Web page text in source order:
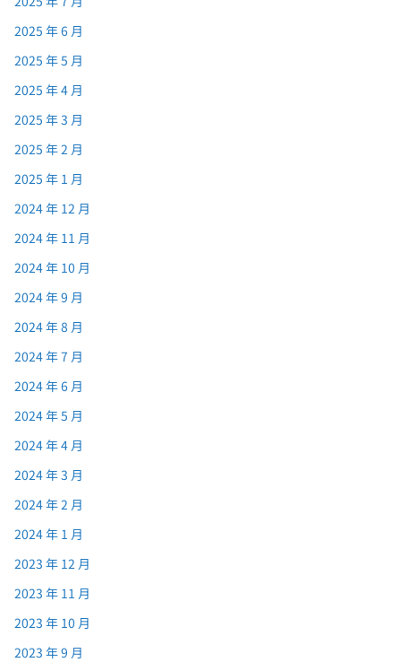
2025 年 6 月
2025 年 5 月
2025 年 4 月
2025 年 3 月
2025 年 2 月
2025 年 1 月
2024 年 12 月
2024 年 11 月
2024 年 10 月
2024 年 9 月
2024 年 8 月
2024 年 7 月
2024 年 6 月
2024 年 5 月
2024 年 4 月
2024 年 3 月
2024 年 2 月
2024 年 1 月
2023 年 12 月
2023 年 11 月
2023 年 10 月
2023 年 9 月